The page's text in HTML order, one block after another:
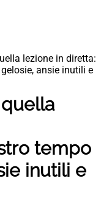
lezione in diretta:
ansie inutili e
tempo
inutili e